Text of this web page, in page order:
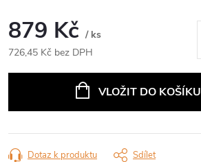
879 Kč / ks
726,45 Kč bez DPH
VLOŽIT DO KOŠÍKU
Dotaz k produktu Sdílet